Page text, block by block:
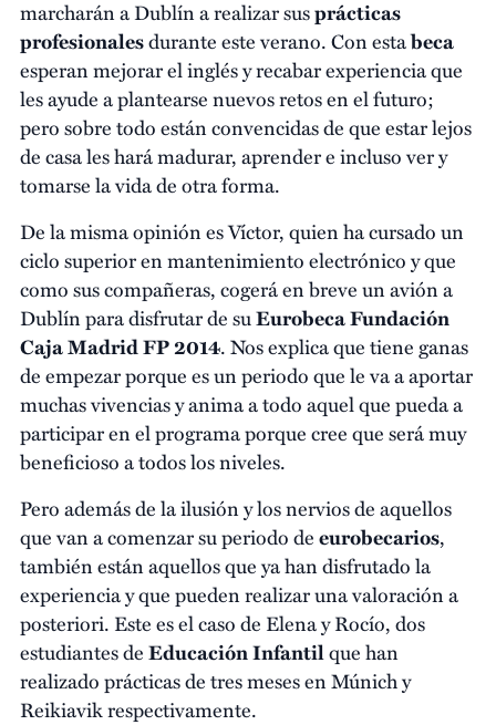
marcharán a Dublín a realizar susprácticas
profesionalesdurante este verano. Con estabeca
esperan mejorar el inglés y recabar experiencia que
les ayude a plantearse nuevos retos en el futuro;
pero sobre todo están convencidas de que estar lejos
de casa les hará madurar, aprender e incluso ver y
tomarse la vida de otra forma.
De la misma opinión es Víctor, quien ha cursado un
ciclo superior en mantenimiento electrónico y que
como sus compañeras, cogerá en breve un avión a
Dublín para disfrutar de suEurobeca Fundación
Caja Madrid FP 2014. Nos explica que tiene ganas
de empezar porque es un periodo que le va a aportar
muchas vivencias y anima a todo aquel que pueda a
participar en el programa porque cree que será muy
beneficioso a todos los niveles.
Pero además de la ilusión y los nervios de aquellos
que van a comenzar su periodo deeurobecarios,
también están aquellos que ya han disfrutado la
experiencia y que pueden realizar una valoración a
posteriori. Este es el caso de Elena y Rocío, dos
estudiantes deEducación Infantilque han
realizado prácticas de tres meses en Múnich y
Reikiavik respectivamente.